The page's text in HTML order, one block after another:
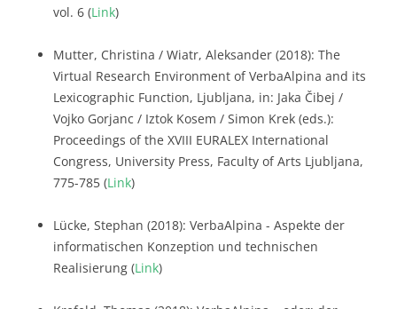
vol. 6 (Link)
Mutter, Christina / Wiatr, Aleksander (2018): The
Virtual Research Environment of VerbaAlpina and its
Lexicographic Function, Ljubljana, in: Jaka Čibej /
Vojko Gorjanc / Iztok Kosem / Simon Krek (eds.):
Proceedings of the XVIII EURALEX International
Congress, University Press, Faculty of Arts Ljubljana,
775-785 (Link)
Lücke, Stephan (2018): VerbaAlpina - Aspekte der
informatischen Konzeption und technischen
Realisierung (Link)